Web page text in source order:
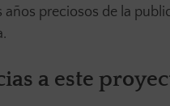
años preciosos de la
a este